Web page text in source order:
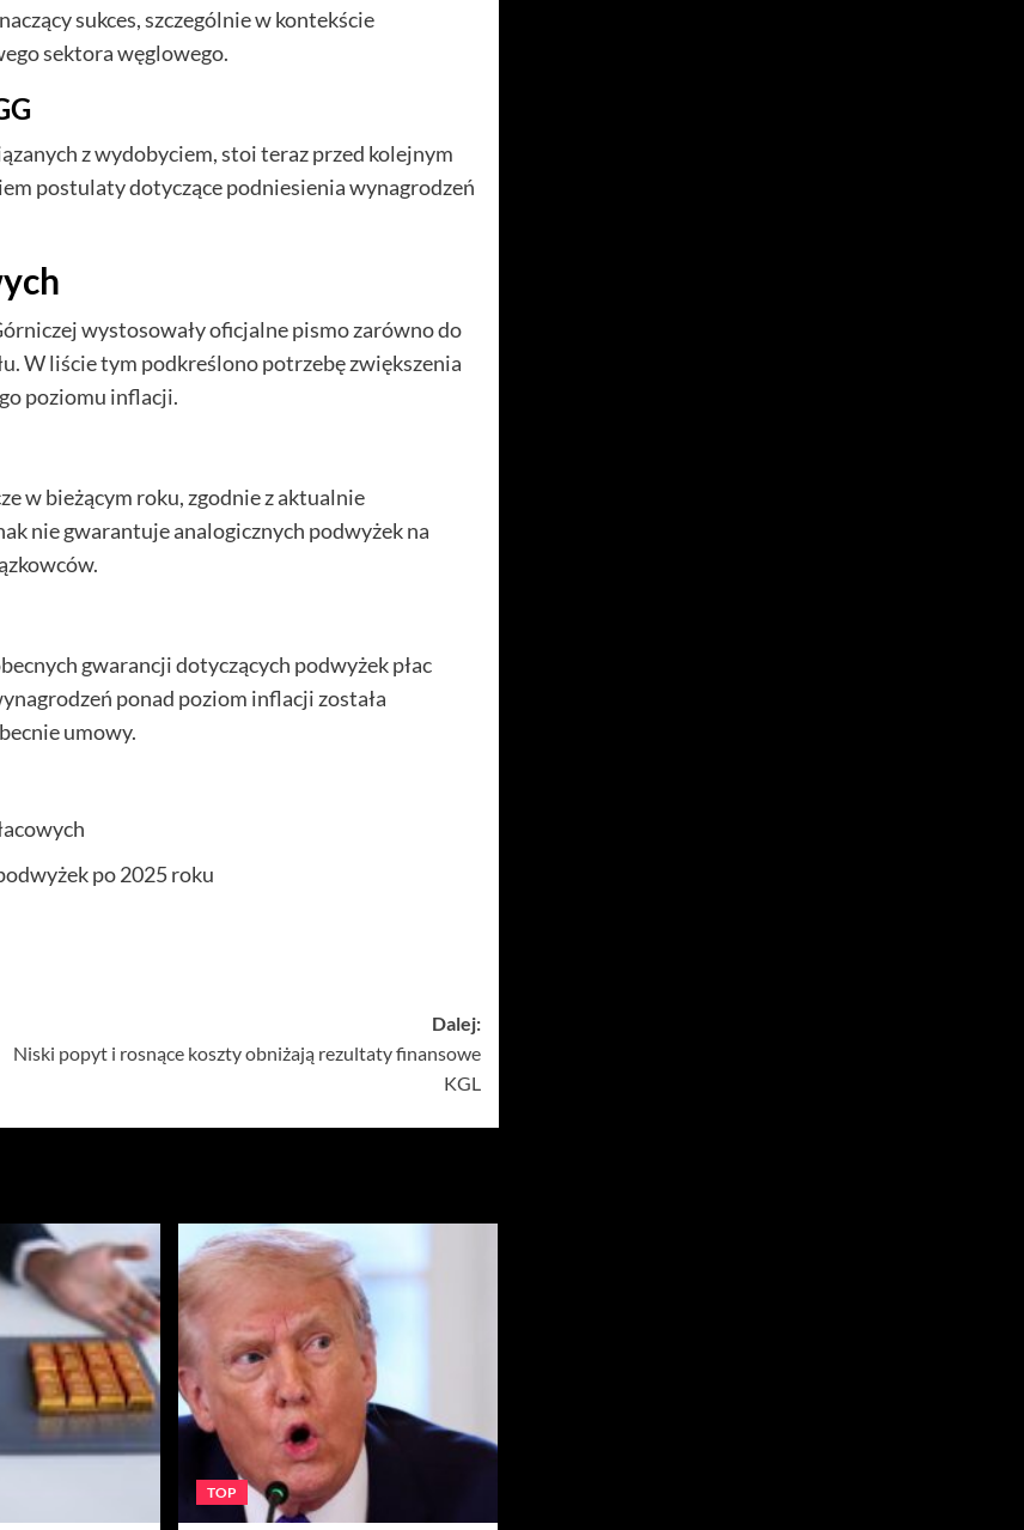
sukces, szczególnie w kontekście
sektora węglowego.
z wydobyciem, stoi teraz przed kolejnym
postulaty dotyczące podniesienia wynagrodzeń
wystosowały oficjalne pismo zarówno do
W liście tym podkreślono potrzebę zwiększenia
poziomu inflacji.
w bieżącym roku, zgodnie z aktualnie
nie gwarantuje analogicznych podwyżek na
gwarancji dotyczących podwyżek płac
ponad poziom inflacji została
umowy.
po 2025 roku
Dalej:
Niski popyt i rosnące koszty obniżają rezultaty finansowe
KGL
TOP